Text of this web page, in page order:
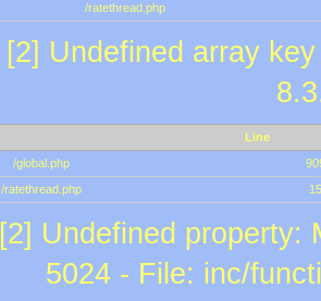
/ratethread.php
[2] Undefined array
Line
/global.php
/ratethread.php
15
[2] Undefined property:
5024 - File: inc/